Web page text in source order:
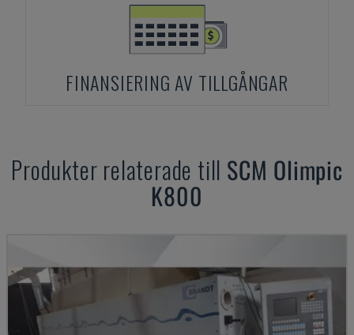
FINANSIERING AV TILLGÅNGAR
Produkter relaterade till SCM Olimpic
K800